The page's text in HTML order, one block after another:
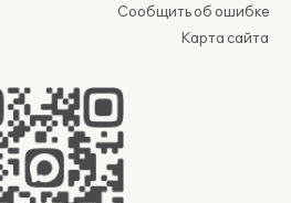
Сообщить об ошибке
Карта сайта